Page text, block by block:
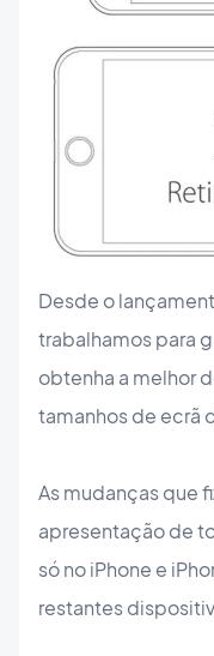
Desde o
trabalhamos para
obtenha a melhor
tamanhos de ecrã
As mudanças que
apresentação de
só no iPhone e
restantes